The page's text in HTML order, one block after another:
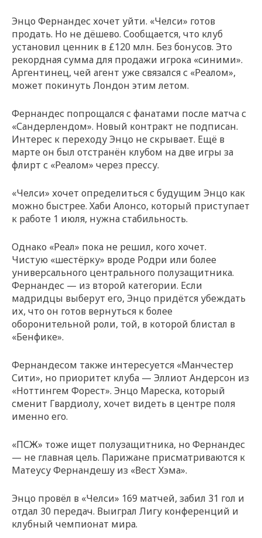
Энцо Фернандес хочет уйти. «Челси» готов
продать. Но не дёшево. Сообщается, что клуб
установил ценник в £120 млн. Без бонусов. Это
рекордная сумма для продажи игрока «синими».
Аргентинец, чей агент уже связался с «Реалом»,
может покинуть Лондон этим летом.
Фернандес попрощался с фанатами после матча с
«Сандерлендом». Новый контракт не подписан.
Интерес к переходу Энцо не скрывает. Ещё в
марте он был отстранён клубом на две игры за
флирт с «Реалом» через прессу.
«Челси» хочет определиться с будущим Энцо как
можно быстрее. Хаби Алонсо, который приступает
к работе 1 июля, нужна стабильность.
Однако «Реал» пока не решил, кого хочет.
Чистую «шестёрку» вроде Родри или более
универсального центрального полузащитника.
Фернандес — из второй категории. Если
мадридцы выберут его, Энцо придётся убеждать
их, что он готов вернуться к более
оборонительной роли, той, в которой блистал в
«Бенфике».
Фернандесом также интересуется «Манчестер
Сити», но приоритет клуба — Эллиот Андерсон из
«Ноттингем Форест». Энцо Мареска, который
сменит Гвардиолу, хочет видеть в центре поля
именно его.
«ПСЖ» тоже ищет полузащитника, но Фернандес
— не главная цель. Парижане присматриваются к
Матеусу Фернандешу из «Вест Хэма».
Энцо провёл в «Челси» 169 матчей, забил 31 гол и
отдал 30 передач. Выиграл Лигу конференций и
клубный чемпионат мира.